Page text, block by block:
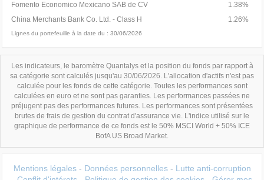
Fomento Economico Mexicano SAB de CV
1.38%
China Merchants Bank Co. Ltd. - Class H
1.26%
Lignes du portefeuille à la date du : 30/06/2026
Les indicateurs, le baromètre Quantalys et la position du fonds par rapport à
sa catégorie sont calculés jusqu'au 30/06/2026. L'allocation d'actifs n'est pas
calculée pour les fonds de cette catégorie. Toutes les performances sont
calculées en euro et ne sont pas garanties. Les performances passées ne
préjugent pas des performances futures. Les performances sont présentées
brutes de frais de gestion du contrat d'assurance vie. L'indice utilisé sur le
graphique de performance de ce fonds est le 50% MSCI World + 50% ICE
BofA US Broad Market.
Mentions légales - Données personnelles - Lutte anti-corruption